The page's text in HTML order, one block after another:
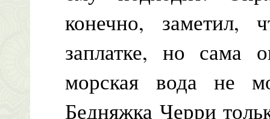
конечно, заметил,
заплатке, но сама
морская вода не
Бедняжка Черри